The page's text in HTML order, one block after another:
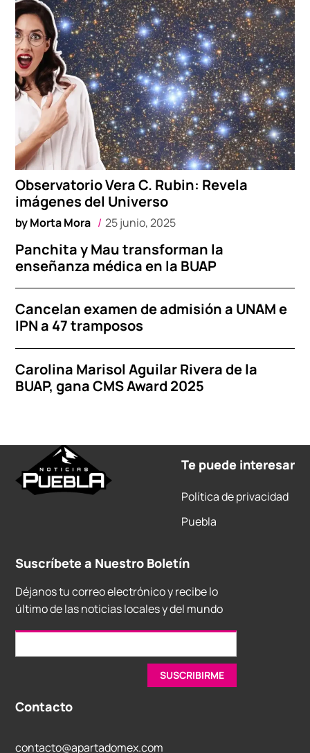
Observatorio Vera C. Rubin: Revela
imágenes del Universo
byMorta Mora 25 junio, 2025
Panchita y Mau transforman la
enseñanza médica en la BUAP
Cancelan examen de admisión a UNAM e
IPN a 47 tramposos
Carolina Marisol Aguilar Rivera de la
BUAP, gana CMS Award 2025
Te puede interesar
Política de privacidad
Puebla
Suscríbete a Nuestro Boletín
Déjanos tu correo electrónico y recibe lo
último de las noticias locales y del mundo
Contacto
contacto@apartadomex.com